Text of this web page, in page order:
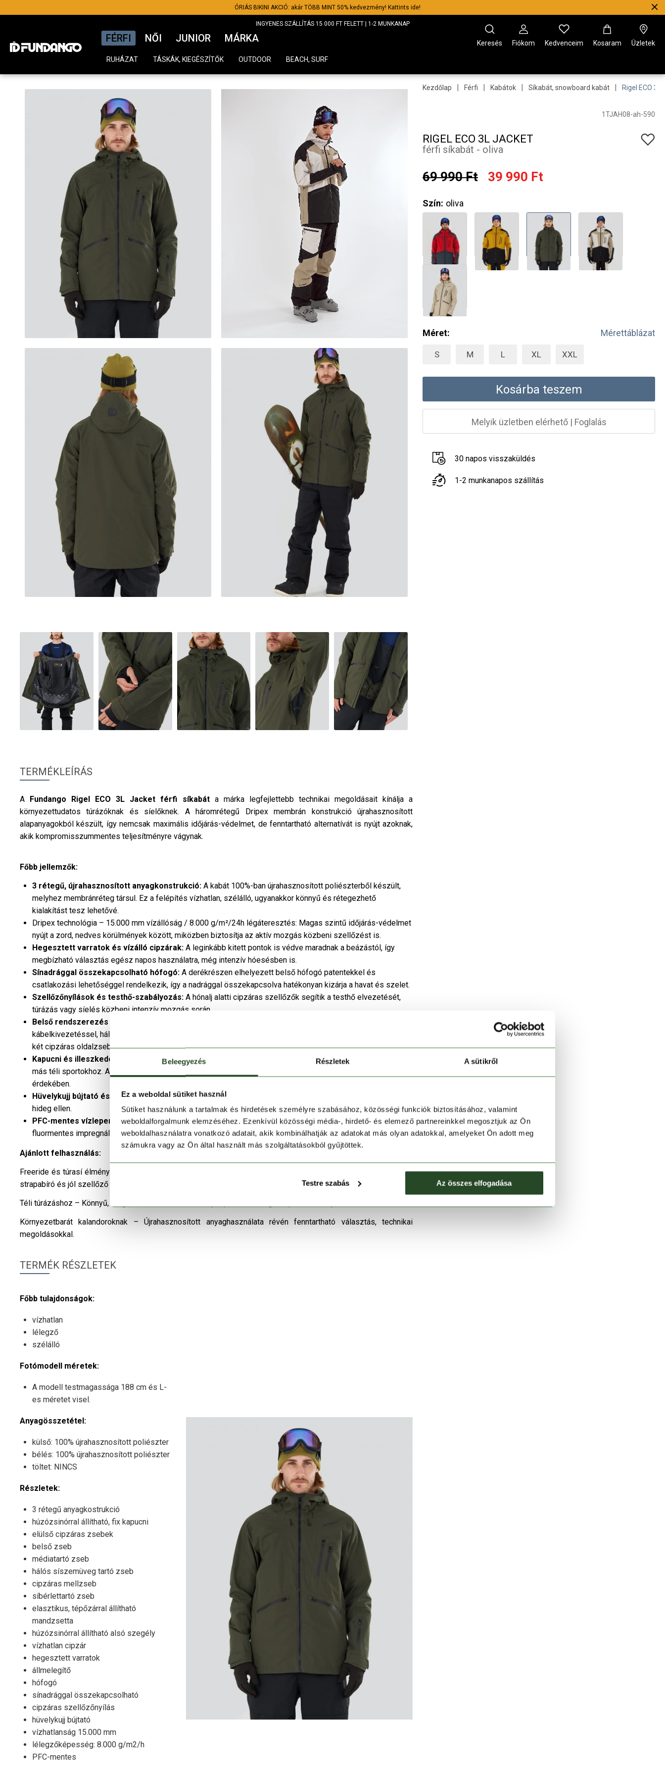
Beleegyezés Részletek A sütikről
Ez a weboldal sütiket használ
Sütiket használunk a tartalmak és hirdetések személyre szabásához, közösségi funkciók biztosításához, valamint
weboldalforgalmunk elemzéséhez. Ezenkívül közösségi média-, hirdető- és elemező partnereinkkel megosztjuk az Ön
weboldalhasználatra vonatkozó adatait, akik kombinálhatják az adatokat más olyan adatokkal, amelyeket Ön adott meg
számukra vagy az Ön által használt más szolgáltatásokból gyűjtöttek.
Testre szabás Az összes elfogadása
ÓRIÁS BIKINI AKCIÓ: akár TÖBB MINT 50% kedvezmény! Kattints ide!
INGYENES SZÁLLÍTÁS 15 000 FT FELETT | 1-2 MUNKANAP
FÉRFI NŐI JUNIOR MÁRKA
RUHÁZAT TÁSKÁK, KIEGÉSZÍTŐK OUTDOOR BEACH, SURF
Keresés Fiókom Kedvenceim Kosaram Üzletek
TERMÉKLEÍRÁS
A Fundango Rigel ECO 3L Jacketférfi síkabát a márka legfejlettebb technikai megoldásait kínálja a
környezettudatos túrázóknak és síelőknek. A háromrétegű Dripex membrán konstrukció újrahasznosított
alapanyagokból készült, így nemcsak maximális időjárás-védelmet, de fenntartható alternatívát is nyújt azoknak,
akik kompromisszummentes teljesítményre vágynak.
Főbb jellemzők:
3 rétegű, újrahasznosított anyagkonstrukció: A kabát 100%-ban újrahasznosított poliészterből készült,
melyhez membránréteg társul. Ez a felépítés vízhatlan, szélálló, ugyanakkor könnyű és rétegezhető
kialakítást tesz lehetővé.
Dripex technológia – 15.000 mm vízállóság / 8.000 g/m²/24h légáteresztés: Magas szintű időjárás-védelmet
nyújt a zord, nedves körülmények között, miközben biztosítja az aktív mozgás közbeni szellőzést is.
Hegesztett varratok és vízálló cipzárak: A leginkább kitett pontok is védve maradnak a beázástól, így
megbízható választás egész napos használatra, még intenzív hóesésben is.
Sínadrággal összekapcsolható hófogó: A derékrészen elhelyezett belső hófogó patentekkel és
csatlakozási lehetőséggel rendelkezik, így a nadrággal összekapcsolva hatékonyan kizárja a havat és szelet.
Szellőzőnyílások és testhő-szabályozás: A hónalj alatti cipzáras szellőzők segítik a testhő elvezetését,
túrázás vagy síelés közbeni intenzív mozgás során.
Belső rendszerezés és zsebrendszer:
kábelkivezetéssel, hálós síszemüveg tartó, síbérlettartó zseb az ujján, belső zseb az értékeknek, valamint
két cipzáras oldalzseb és mellzseb.
Kapucni és illeszkedés:
A húzózsinórral állítható fix kapucni sisakra is ráhúzható, így ideális síeléshez vagy
más téli sportokhoz. Az alsó szegély és mandzsetták szintén testre szabhatók a komfort és hőszigetelés
érdekében.
Hüvelykujj bújtató és állmelegítő:A polár borítású állvédő és a hüvelykujj-bújtató extra védelmet nyújt a
hideg ellen.
PFC-mentes vízlepergető kezelés:Környezetkímélő megoldás a vízhatlanság megőrzése mellett –
fluormentes impregnálással.
Ajánlott felhasználás:
Freeride és túrasí élményekhez – Ideális a porhavas lejtők és a hosszabb túrák szerelmeseinek, ahol a könnyű,
strapabíró és jól szellőző felszerelés létfontosságú.
Téli túrázáshoz – Könnyű, mégis robusztus konstrukciója optimális hideg, csapadékos időjárásban.
Környezetbarát kalandoroknak – Újrahasznosított anyaghasználata révén fenntartható választás, technikai
megoldásokkal.
TERMÉK RÉSZLETEK
Főbb tulajdonságok:
vízhatlan
lélegző
szélálló
Fotómodell méretek:
A modell testmagassága 188 cm és L-
es méretet visel.
Anyagösszetétel:
külső: 100% újrahasznosított poliészter
bélés: 100% újrahasznosított poliészter
töltet: NINCS
Részletek:
3 rétegű anyagkostrukció
húzózsinórral állítható, fix kapucni
elülső cipzáras zsebek
belső zseb
médiatartó zseb
hálós síszemüveg tartó zseb
cipzáras mellzseb
síbérlettartó zseb
elasztikus, tépőzárral állítható
mandzsetta
húzózsinórral állítható alsó szegély
vízhatlan cipzár
hegesztett varratok
állmelegítő
hófogó
sínadrággal összekapcsolható
cipzáras szellőzőnyílás
hüvelykujj bújtató
vízhatlanság 15.000 mm
lélegzőképesség: 8.000 g/m2/h
PFC-mentes
Kezdőlap | Férfi | Kabátok | Síkabát, snowboard kabát | Rigel ECO 3L
1TJAH08-ah-590
RIGEL ECO 3L JACKET
férfi síkabát - oliva
69 990 Ft 39 990 Ft
Szín: oliva
Méret: Mérettáblázat
S M L XL XXL
Kosárba teszem
Melyik üzletben elérhető| Foglalás
30 napos visszaküldés
1-2 munkanapos szállítás